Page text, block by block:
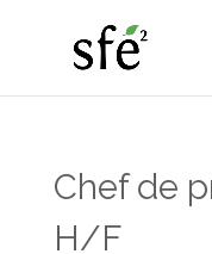
Chef de
H/F